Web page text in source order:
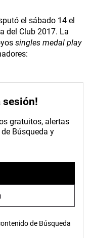
el sábado 14 el
del Club 2017. La
singles medal play
sesión!
gratuitos, alertas
Búsqueda y
de Búsqueda